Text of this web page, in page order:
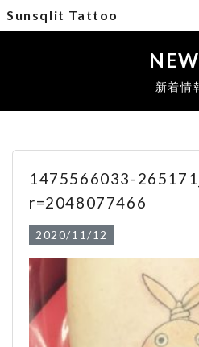
Sunsqlit Tattoo
新着情
1475566033-
r=2048077466
2020/11/12